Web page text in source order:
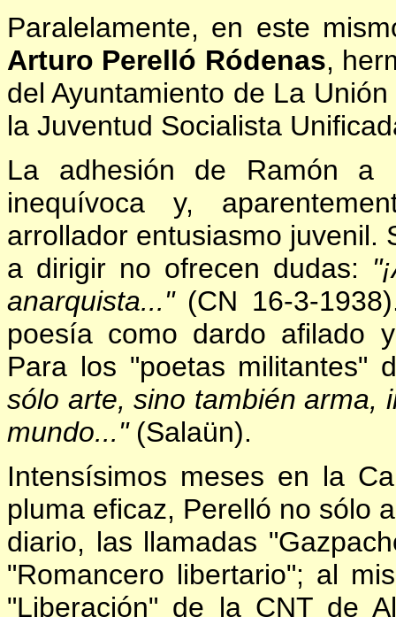
Paralelamente, en este
Arturo Perelló Ródenas,
del Ayuntamiento de La
la Juventud Socialista
La adhesión de Ramón a
inequívoca y,
arrollador entusiasmo juvenil.
a dirigir no ofrecen dudas:
anarquista..."(CN 16-3-
poesía como dardo afilado
Para los "poetas militantes"
sólo arte, sino también arma,
mundo..." (Salaün).
Intensísimos meses en la
pluma eficaz, Perelló no sólo
diario, las llamadas
"Romancero libertario"; al
"Liberación" de la CNT de